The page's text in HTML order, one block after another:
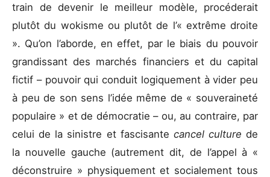
train de devenir le meilleur modèle, procéderait
plutôt du wokisme ou plutôt de l’« extrême droite
». Qu’on l’aborde, en effet, par le biais du pouvoir
grandissant des marchés financiers et du capital
fictif – pouvoir qui conduit logiquement à vider peu
à peu de son sens l’idée même de « souveraineté
populaire » et de démocratie – ou, au contraire, par
celui de la sinistre et fascisante cancel culture de
la nouvelle gauche (autrement dit, de l’appel à «
déconstruire » physiquement et socialement tous